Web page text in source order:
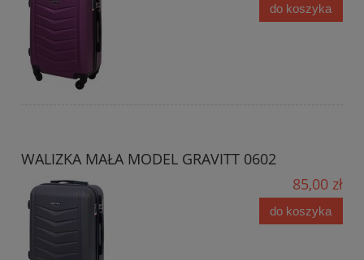
do koszyka
WALIZKA MAŁA MODEL GRAVITT 0602
85,00 zł
do koszyka